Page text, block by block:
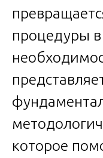
процедуры
которое